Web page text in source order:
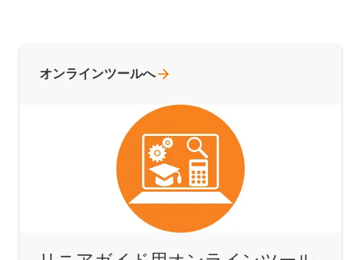
オンラインツールへ